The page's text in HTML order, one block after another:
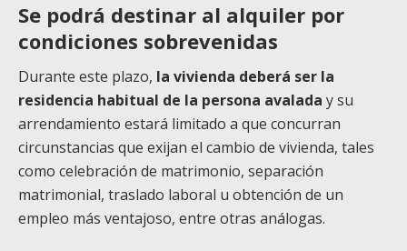
Se podrá destinar al alquiler por
condiciones sobrevenidas
Durante este plazo, la vivienda deberá ser la
residencia habitual de la persona avalada y su
arrendamiento estará limitado a que concurran
circunstancias que exijan el cambio de vivienda, tales
como celebración de matrimonio, separación
matrimonial, traslado laboral u obtención de un
empleo más ventajoso, entre otras análogas.